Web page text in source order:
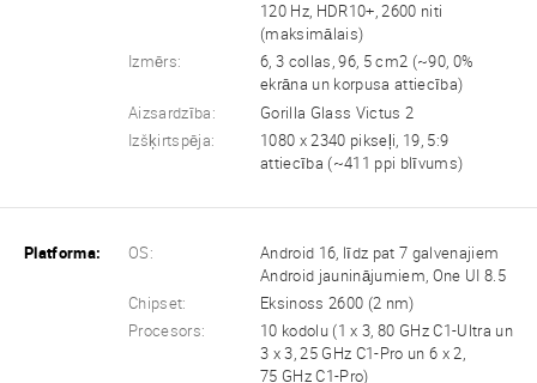
120 Hz, HDR10+, 2600 niti
(maksimālais)
Izmērs:
6, 3 collas, 96, 5 cm2 (~90, 0%
ekrāna un korpusa attiecība)
Aizsardzība:
Gorilla Glass Victus 2
Izšķirtspēja:
1080 x 2340 pikseļi, 19, 5:9
attiecība (~411 ppi blīvums)
Platforma: OS:
Android 16, līdz pat 7 galvenajiem
Android jauninājumiem, One UI 8.5
Chipset:
Eksinoss 2600 (2 nm)
Procesors:
10 kodolu (1 x 3, 80 GHz C1-Ultra un
3 x 3, 25 GHz C1-Pro un 6 x 2,
75 GHz C1-Pro)